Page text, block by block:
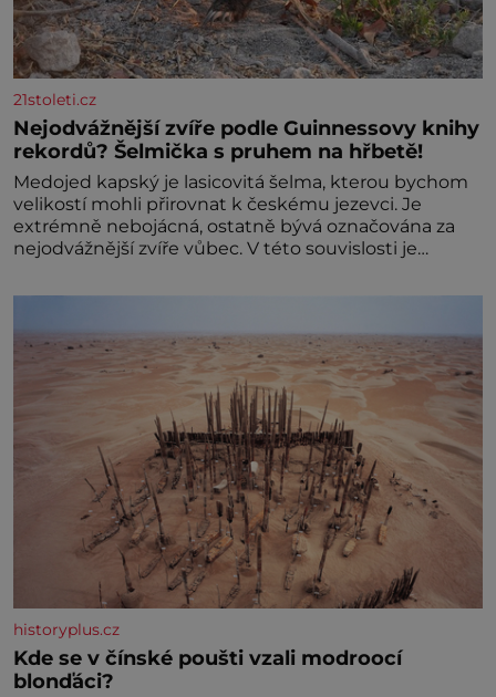
21stoleti.cz
Nejodvážnější zvíře podle Guinnessovy knihy
rekordů? Šelmička s pruhem na hřbetě!
Medojed kapský je lasicovitá šelma, kterou bychom
velikostí mohli přirovnat k českému jezevci. Je
extrémně nebojácná, ostatně bývá označována za
nejodvážnější zvíře vůbec. V této souvislosti je
historyplus.cz
Kde se v čínské poušti vzali modroocí
blonďáci?